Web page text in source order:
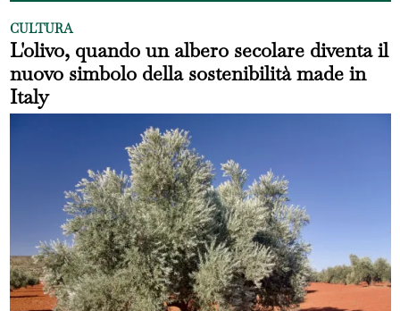
CULTURA
L'olivo, quando un albero secolare diventa il
nuovo simbolo della sostenibilità made in
Italy